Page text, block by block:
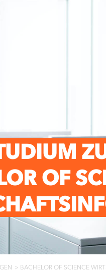
OF
BACHELOR OF SCIENCE